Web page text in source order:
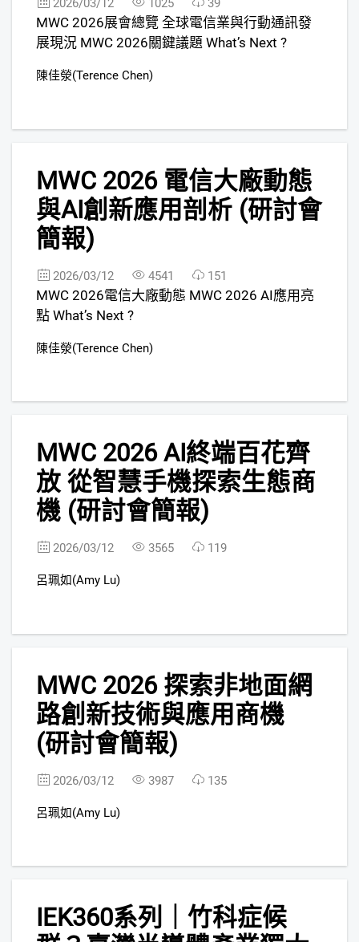
2026/03/12 1025 39
MWC 2026展會總覽 全球電信業與行動通訊發
展現況 MWC 2026關鍵議題 What’s Next ?
陳佳滎(Terence Chen)
MWC 2026 電信大廠動態
與AI創新應用剖析 (研討會
簡報)
2026/03/12 4541 151
MWC 2026電信大廠動態 MWC 2026 AI應用亮
點 What’s Next ?
陳佳滎(Terence Chen)
MWC 2026 AI終端百花齊
放 從智慧手機探索生態商
機 (研討會簡報)
2026/03/12 3565 119
呂珮如(Amy Lu)
MWC 2026 探索非地面網
路創新技術與應用商機
(研討會簡報)
2026/03/12 3987 135
呂珮如(Amy Lu)
8
FREEIEK360系列｜竹科症候